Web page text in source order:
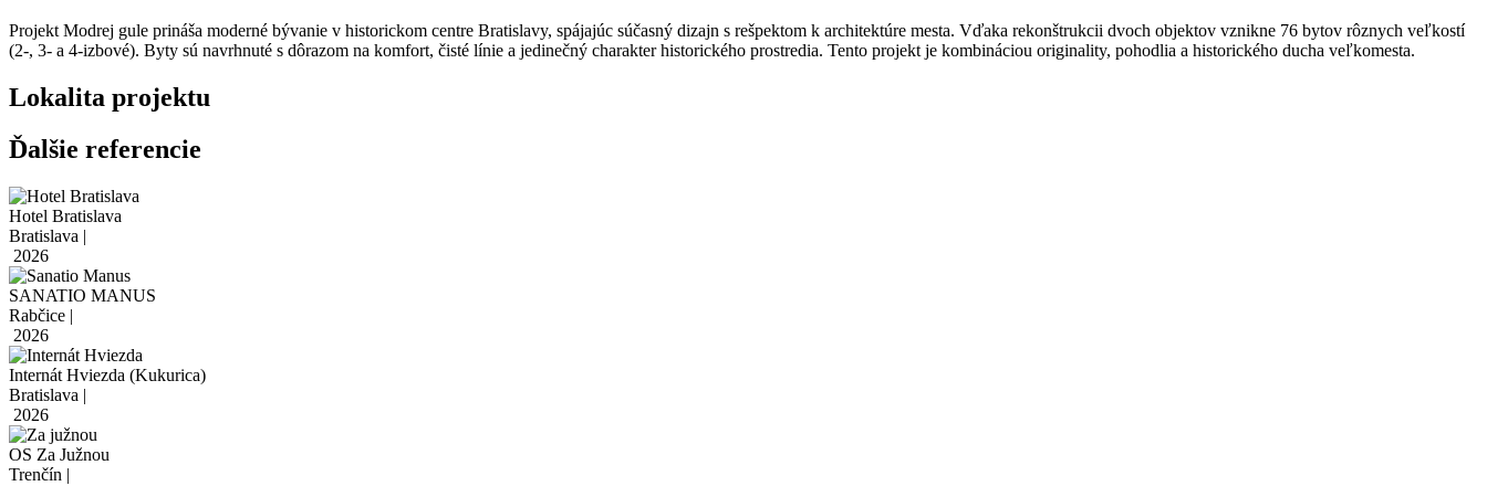
Projekt Modrej gule prináša moderné bývanie v historickom centre Bratislavy, spájajúc súčasný dizajn s rešpektom k architektúre mesta. Vďaka rekonštrukcii dvoch objektov vznikne 76 bytov rôznych veľkostí
(2-, 3- a 4-izbové). Byty sú navrhnuté s dôrazom na komfort, čisté línie a jedinečný charakter historického prostredia. Tento projekt je kombináciou originality, pohodlia a historického ducha veľkomesta.
Lokalita projektu
Ďalšie referencie
Hotel Bratislava
Bratislava |
2026
SANATIO MANUS
Rabčice |
2026
Internát Hviezda (Kukurica)
Bratislava |
2026
OS Za Južnou
Trenčín |